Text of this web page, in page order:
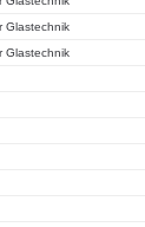
Glastechnik
Glastechnik